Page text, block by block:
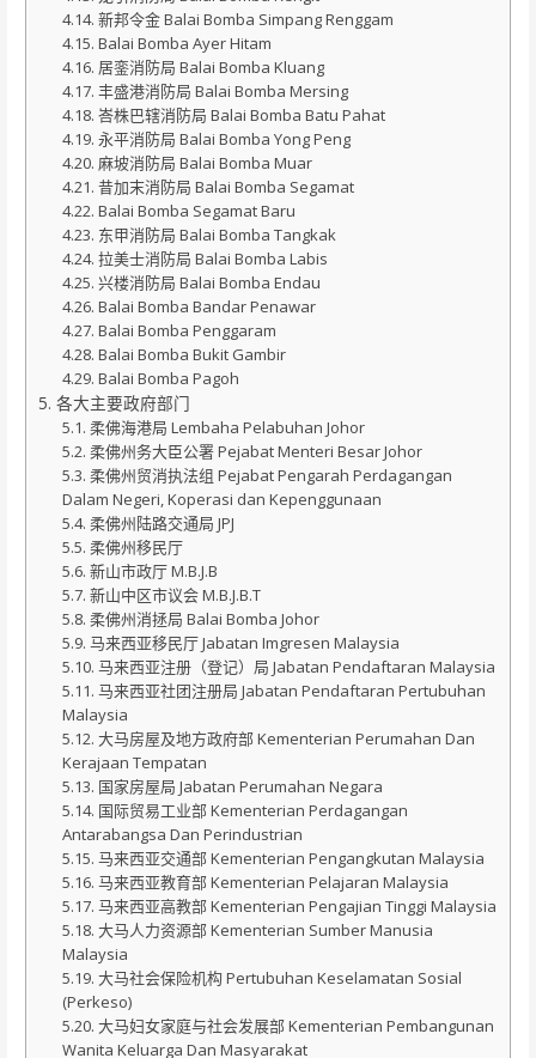
新邦令金 Balai Bomba Simpang Renggam
Balai Bomba Ayer Hitam
居銮消防局 Balai Bomba Kluang
丰盛港消防局 Balai Bomba Mersing
峇株巴辖消防局 Balai Bomba Batu Pahat
永平消防局 Balai Bomba Yong Peng
麻坡消防局 Balai Bomba Muar
昔加末消防局 Balai Bomba Segamat
Balai Bomba Segamat Baru
东甲消防局 Balai Bomba Tangkak
拉美士消防局 Balai Bomba Labis
兴楼消防局 Balai Bomba Endau
Balai Bomba Bandar Penawar
Balai Bomba Penggaram
Balai Bomba Bukit Gambir
Balai Bomba Pagoh
各大主要政府部门
柔佛海港局 Lembaha Pelabuhan Johor
柔佛州务大臣公署 Pejabat Menteri Besar Johor
柔佛州贸消执法组 Pejabat Pengarah Perdagangan
Dalam Negeri, Koperasi dan Kepenggunaan
柔佛州陆路交通局 JPJ
柔佛州移民厅
新山市政厅 M.B.J.B
新山中区市议会 M.B.J.B.T
柔佛州消拯局 Balai Bomba Johor
马来西亚移民厅 Jabatan Imgresen Malaysia
马来西亚注册（登记）局 Jabatan Pendaftaran Malaysia
马来西亚社团注册局 Jabatan Pendaftaran Pertubuhan
Malaysia
大马房屋及地方政府部 Kementerian Perumahan Dan
Kerajaan Tempatan
国家房屋局 Jabatan Perumahan Negara
国际贸易工业部 Kementerian Perdagangan
Antarabangsa Dan Perindustrian
马来西亚交通部 Kementerian Pengangkutan Malaysia
马来西亚教育部 Kementerian Pelajaran Malaysia
马来西亚高教部 Kementerian Pengajian Tinggi Malaysia
大马人力资源部 Kementerian Sumber Manusia
Malaysia
大马社会保险机构 Pertubuhan Keselamatan Sosial
(Perkeso)
大马妇女家庭与社会发展部 Kementerian Pembangunan
Wanita Keluarga Dan Masyarakat